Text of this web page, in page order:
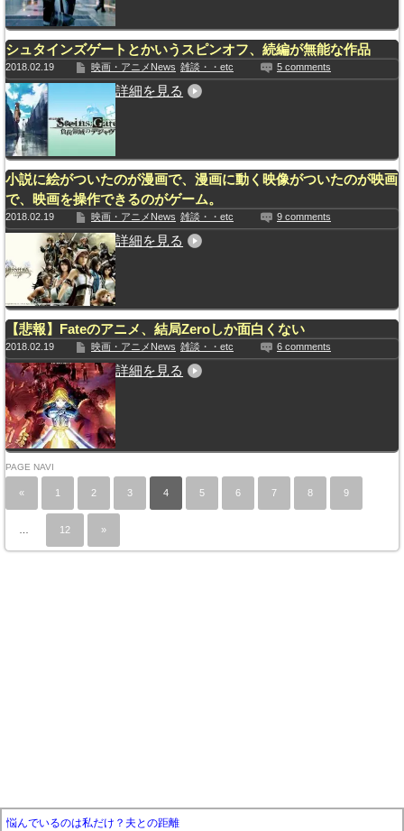
シュタインズゲートとかいうスピンオフ、続編が無能な作品
2018.02.19 映画・アニメNews 雑談・・etc 5 comments
詳細を見る
小説に絵がついたのが漫画で、漫画に動く映像がついたのが映画
で、映画を操作できるのがゲーム。
2018.02.19 映画・アニメNews 雑談・・etc 9 comments
詳細を見る
【悲報】Fateのアニメ、結局Zeroしか面白くない
2018.02.19 映画・アニメNews 雑談・・etc 6 comments
詳細を見る
PAGE NAVI
« 1 2 3 4 5 6 7 8 9
12 »
悩んでいるのは私だけ？夫との距離